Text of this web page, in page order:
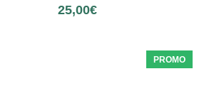
25,00€
PROMO